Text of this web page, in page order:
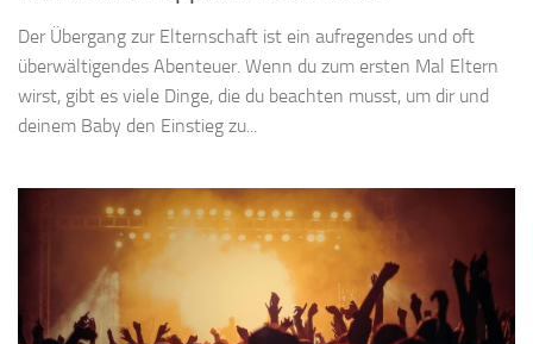
Der Übergang zur Elternschaft ist ein aufregendes und oft
überwältigendes Abenteuer. Wenn du zum ersten Mal Eltern
wirst, gibt es viele Dinge, die du beachten musst, um dir und
deinem Baby den Einstieg zu...